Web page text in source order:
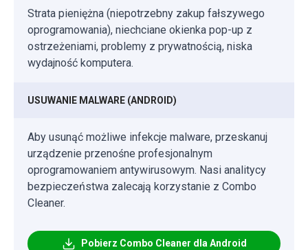
Strata pieniężna (niepotrzebny zakup fałszywego
oprogramowania), niechciane okienka pop-up z
ostrzeżeniami, problemy z prywatnością, niska
wydajność komputera.
USUWANIE MALWARE (ANDROID)
Aby usunąć możliwe infekcje malware, przeskanuj
urządzenie przenośne profesjonalnym
oprogramowaniem antywirusowym. Nasi analitycy
bezpieczeństwa zalecają korzystanie z Combo
Cleaner.
Pobierz Combo Cleaner dla Android